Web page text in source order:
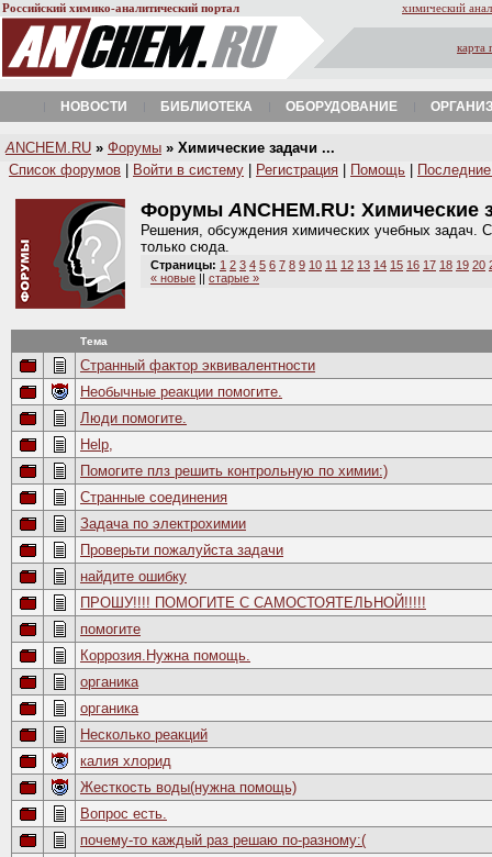
Российский химико-аналитический портал химический
карта
НОВОСТИ БИБЛИОТЕКА ОБОРУДОВАНИЕ
A NCHEM.RU » Форумы » Химические задачи ...
Список форумов
Войти в систему Регистрация Помощь
ФорумыANCHEM.RU: Химические
Решения, обсуждения химических учебных задач.
только сюда.
Страницы: 1 2 3 4 5 6 7 8 9 10 11 12 13 14 15 16 17 18 19 20
« новые || старые »
Тема
Странный фактор эквивалентности
Необычные реакции помогите.
Люди помогите.
Help,
Помогите плз решить контрольную по химии:)
Странные соединения
Задача по электрохимии
Проверьти пожалуйста задачи
найдите ошибку
ПРОШУ!!!! ПОМОГИТЕ С САМОСТОЯТЕЛЬНОЙ!!!!!
помогите
Коррозия.Нужна помощь.
органика
органика
Несколько реакций
калия хлорид
Жесткость воды(нужна помощь)
Вопрос есть.
почему-то каждый раз решаю по-разному:(